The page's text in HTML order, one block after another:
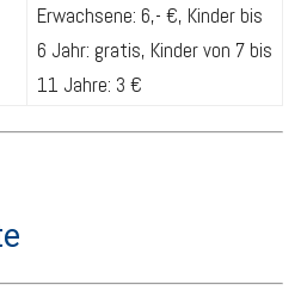
Erwachsene: 6,- €, Kinder bis
6 Jahr: gratis, Kinder von 7 bis
11 Jahre: 3 €